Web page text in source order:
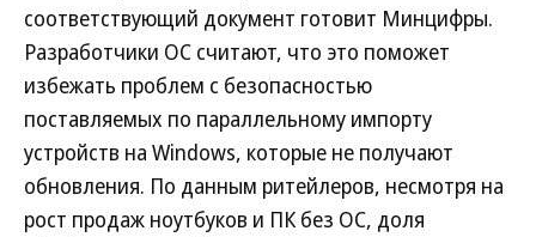
соответствующий документ готовит Минцифры.
Разработчики ОС считают, что это поможет
избежать проблем с безопасностью
поставляемых по параллельному импорту
устройств на Windows, которые не получают
обновления. По данным ритейлеров, несмотря на
рост продаж ноутбуков и ПК без ОС, доля